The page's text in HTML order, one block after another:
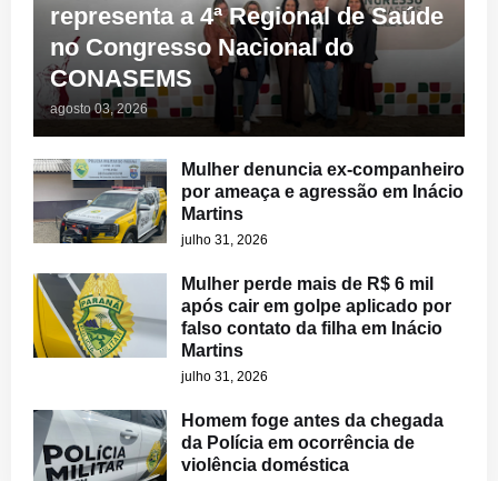
representa a 4ª Regional de Saúde
no Congresso Nacional do
CONASEMS
agosto 03, 2026
Mulher denuncia ex-companheiro
por ameaça e agressão em Inácio
Martins
julho 31, 2026
Mulher perde mais de R$ 6 mil
após cair em golpe aplicado por
falso contato da filha em Inácio
Martins
julho 31, 2026
Homem foge antes da chegada
da Polícia em ocorrência de
violência doméstica